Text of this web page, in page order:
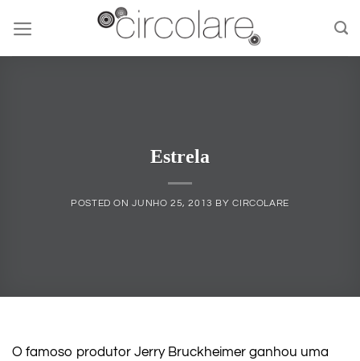
content
Estrela
POSTED ONJUNHO 25, 2013 BYCIRCOLARE
O famoso produtor Jerry Bruckheimer ganhou uma